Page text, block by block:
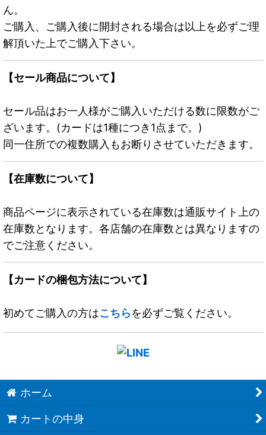
ん。
ご購入、ご購入後に開封される場合は以上を必ずご理
解頂いた上でご購入下さい。
【セール商品について】
セール品はお一人様がご購入いただける数に限数がご
ざいます。(カードは1種につき1点まで。)
同一住所での複数購入もお断りさせていただきます。
【在庫数について】
商品ページに表示されている在庫数は通販サイト上の
在庫数となります。各店舗の在庫数とは異なりますの
でご注意ください。
【カードの梱包方法について】
初めてご購入の方はこちらを必ずご覧ください。
ホーム
カートの中身